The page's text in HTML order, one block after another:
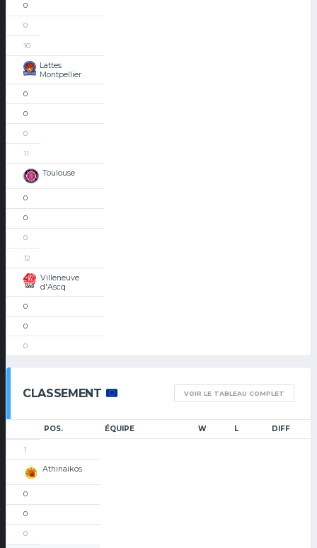
0
0
10
Lattes
Montpellier
0
0
0
11
Toulouse
0
0
0
12
Villeneuve
d'Ascq
0
0
0
CLASSEMENT VOIR LE TABLEAU COMPLET
POS. ÉQUIPE W L DIFF
1
Athinaikos
0
0
0